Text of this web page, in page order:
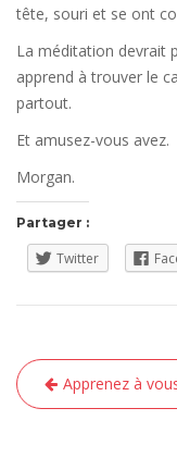
tête, souri et se ont
La méditation devrait
apprend à trouver le
partout.
Et amusez-vous avez.
Morgan.
Partager :
Twitter
de
Apprenez à